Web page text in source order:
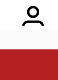
Sidebar